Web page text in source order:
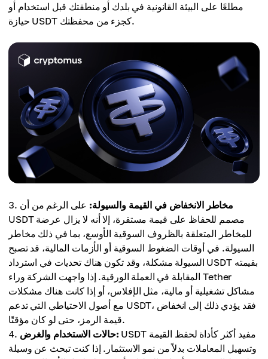
مطلعًا على البيئة القانونية في بلدك أو منطقتك قبل استخدام أو
حيازة USDT كجزء من محفظتك.
مخاطر الانخفاض في القيمة والسيولة: على الرغم من أن
USDT مصمم للحفاظ على قيمة مستقرة، إلا أنه لا يزال عرضة
للمخاطر المتعلقة بالظروف السوقية الأوسع، بما في ذلك مخاطر
السيولة. في أوقات الضغوط السوقية أو الأزمات المالية، قد تصبح
السيولة مشكلة، وقد تكون هناك تحديات في استرداد USDT بقيمته
المقابلة في العملة الورقية. إذا واجهت الشركة وراء Tether
مشاكل تشغيلية أو مالية، مثل الإفلاس، أو إذا كانت هناك مشكلات
مع أصول الاحتياطي التي تدعم USDT، فقد يؤدي ذلك إلى انخفاض
قيمة الرمز، حتى لو كان مؤقتًا.
حالات الاستخدام والغرض: USDT مفيد أكثر كأداة لحفظ القيمة
وتسهيل المعاملات بدلاً من نمو الاستثمار. إذا كنت تبحث عن وسيلة